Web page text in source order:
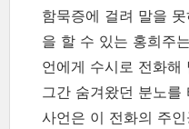
함묵증에 걸려 말을
을 할 수 있는 홍희주
언에게 수시로 전화해
그간 숨겨왔던 분노를
사언은 이 전화의 주